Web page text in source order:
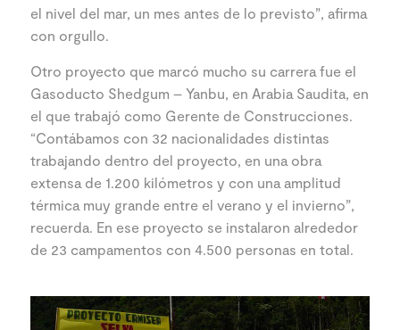
el nivel del mar, un mes antes de lo previsto”, afirma
con orgullo.
Otro proyecto que marcó mucho su carrera fue el
Gasoducto Shedgum – Yanbu, en Arabia Saudita, en
el que trabajó como Gerente de Construcciones.
“Contábamos con 32 nacionalidades distintas
trabajando dentro del proyecto, en una obra
extensa de 1.200 kilómetros y con una amplitud
térmica muy grande entre el verano y el invierno”,
recuerda. En ese proyecto se instalaron alrededor
de 23 campamentos con 4.500 personas en total.